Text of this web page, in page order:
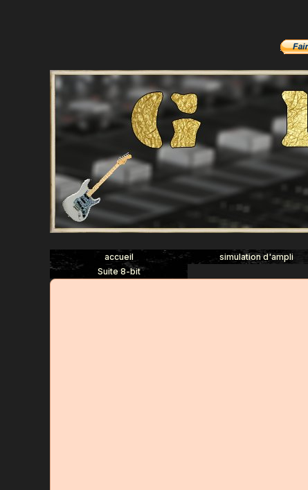
accueil simulation d'ampli
Suite 8-bit